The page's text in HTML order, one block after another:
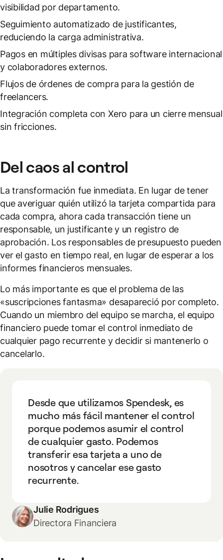
visibilidad por departamento.
Seguimiento automatizado de justificantes,
reduciendo la carga administrativa.
Pagos en múltiples divisas para software internacional
y colaboradores externos.
Flujos de órdenes de compra para la gestión de
freelancers.
Integración completa con Xero para un cierre mensual
sin fricciones.
Del caos al control
La transformación fue inmediata. En lugar de tener
que averiguar quién utilizó la tarjeta compartida para
cada compra, ahora cada transacción tiene un
responsable, un justificante y un registro de
aprobación. Los responsables de presupuesto pueden
ver el gasto en tiempo real, en lugar de esperar a los
informes financieros mensuales.
Lo más importante es que el problema de las
«suscripciones fantasma» desapareció por completo.
Cuando un miembro del equipo se marcha, el equipo
financiero puede tomar el control inmediato de
cualquier pago recurrente y decidir si mantenerlo o
cancelarlo.
Desde que utilizamos Spendesk, es
mucho más fácil mantener el control
porque podemos asumir el control
de cualquier gasto. Podemos
transferir esa tarjeta a uno de
nosotros y cancelar ese gasto
recurrente.
Julie Rodrigues
Directora Financiera